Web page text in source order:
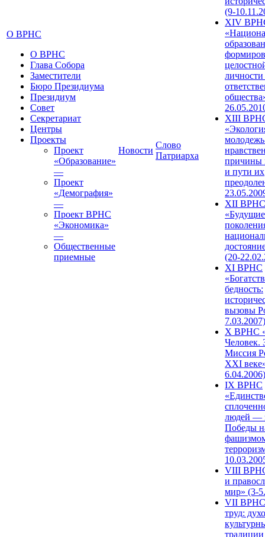
О ВРНС
О ВРНС
Глава Собора
Заместители
Бюро Президиума
Президиум
Совет
Секретариат
Центры
Проекты
Проект
«Образование»
—
Проект
«Демография»
—
Проект ВРНС
«Экономика»
—
Общественные
приемные
Новости
Слово
Патриарха
(9-
XIV
XIII
причины
и пути их
XII ВРНС
«Будущие
(20-
XI ВРНС
бедность:
вызовы
7.03.2007)
X ВРНС
Человек.
Миссия
XXI
6.04.2006)
IX ВРНС
людей —
Победы
VIII
и
мир» (3-
VII ВРНС
труд: